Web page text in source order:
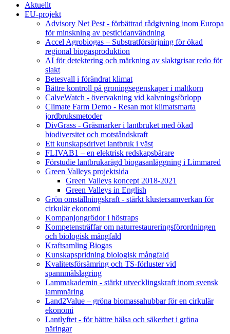
Aktuellt
EU-projekt
Advisory Net Pest - förbättrad rådgivning inom Europa
för minskning av pesticidanvändning
Accel Agrobiogas – Substratförsörjning för ökad
regional biogasproduktion
AI för detektering och märkning av slaktgrisar redo för
slakt
Betesvall i förändrat klimat
Bättre kontroll på groningsegenskaper i maltkorn
CalveWatch - övervakning vid kalvningsförlopp
Climate Farm Demo - Resan mot klimatsmarta
jordbruksmetoder
DivGrass - Gräsmarker i lantbruket med ökad
biodiversitet och motståndskraft
Ett kunskapsdrivet lantbruk i väst
FLIVAB1 – en elektrisk redskapsbärare
Förstudie lantbrukarägd biogasanläggning i Limmared
Green Valleys projektsida
Green Valleys koncept 2018-2021
Green Valleys in English
Grön omställningskraft - stärkt klustersamverkan för
cirkulär ekonomi
Kompanjongrödor i höstraps
Kompetensträffar om naturrestaureringsförordningen
och biologisk mångfald
Kraftsamling Biogas
Kunskapspridning biologisk mångfald
Kvalitetsförsämring och TS-förluster vid
spannmålslagring
Lammakademin - stärkt utvecklingskraft inom svensk
lammnäring
Land2Value – gröna biomassahubbar för en cirkulär
ekonomi
Lantlyftet - för bättre hälsa och säkerhet i gröna
näringar